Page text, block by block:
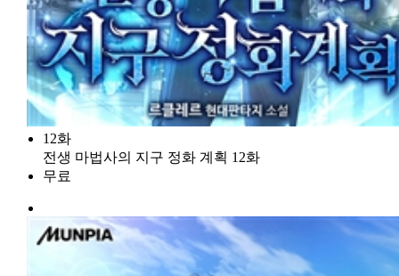
12화
전생 마법사의 지구 정화 계획 12화
무료